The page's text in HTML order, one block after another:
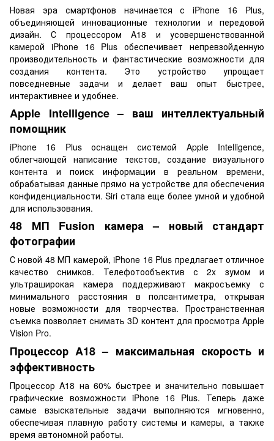
Новая эра смартфонов начинается с iPhone 16 Plus,
объединяющей инновационные технологии и передовой
дизайн. С процессором A18 и усовершенствованной
камерой iPhone 16 Plus обеспечивает непревзойденную
производительность и фантастические возможности для
создания контента. Это устройство упрощает
повседневные задачи и делает ваш опыт быстрее,
интерактивнее и удобнее.
Apple Intelligence – ваш интеллектуальный
помощник
iPhone 16 Plus оснащен системой Apple Intelligence,
облегчающей написание текстов, создание визуального
контента и поиск информации в реальном времени,
обрабатывая данные прямо на устройстве для обеспечения
конфиденциальности. Siri стала еще более умной и удобной
для использования.
48 МП Fusion камера – новый стандарт
фотографии
С новой 48 МП камерой, iPhone 16 Plus предлагает отличное
качество снимков. Телефотообъектив с 2x зумом и
ультраширокая камера поддерживают макросъемку с
минимального расстояния в полсантиметра, открывая
новые возможности для творчества. Пространственная
съемка позволяет снимать 3D контент для просмотра Apple
Vision Pro.
Процессор A18 – максимальная скорость и
эффективность
Процессор A18 на 60% быстрее и значительно повышает
графические возможности iPhone 16 Plus. Теперь даже
самые взыскательные задачи выполняются мгновенно,
обеспечивая плавную работу системы и камеры, а также
время автономной работы.